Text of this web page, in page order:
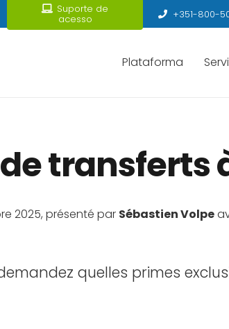
Suporte de
acesso +351-800-
Plataforma
transferts
2025, présenté par Sébastien Volpe
quelles primes